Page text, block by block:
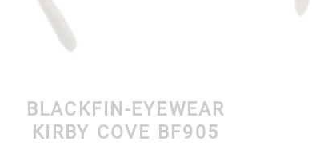
BLACKFIN-EYEWEAR
KIRBY COVE BF905